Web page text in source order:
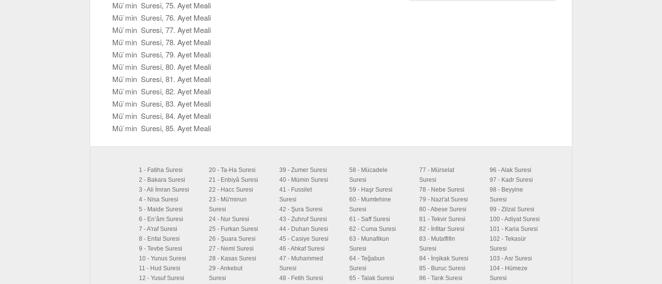
Mü`min Suresi, 75. Ayet Meali
Mü`min Suresi, 76. Ayet Meali
Mü`min Suresi, 77. Ayet Meali
Mü`min Suresi, 78. Ayet Meali
Mü`min Suresi, 79. Ayet Meali
Mü`min Suresi, 80. Ayet Meali
Mü`min Suresi, 81. Ayet Meali
Mü`min Suresi, 82. Ayet Meali
Mü`min Suresi, 83. Ayet Meali
Mü`min Suresi, 84. Ayet Meali
Mü`min Suresi, 85. Ayet Meali
1 - Fatiha Suresi
2 - Bakara Suresi
3 - Ali İmran Suresi
4 - Nisa Suresi
5 - Maide Suresi
6 - En’âm Suresi
7 - A'raf Suresi
8 - Enfal Suresi
9 - Tevbe Suresi
10 - Yunus Suresi
11 - Hud Suresi
12 - Yusuf Suresi
20 - Ta-Ha Suresi
21 - Enbiyâ Suresi
22 - Hacc Suresi
23 - Mü'minun
Suresi
24 - Nur Suresi
25 - Furkan Suresi
26 - Şuara Suresi
27 - Neml Suresi
28 - Kasas Suresi
29 - Ankebut
Suresi
39 - Zumer Suresi
40 - Mümin Suresi
41 - Fussilet
Suresi
42 - Şura Suresi
43 - Zuhruf Suresi
44 - Duhan Suresi
45 - Casiye Suresi
46 - Ahkaf Suresi
47 - Muhammed
Suresi
48 - Fetih Suresi
58 - Mücadele
Suresi
59 - Haşr Suresi
60 - Mumtehine
Suresi
61 - Saff Suresi
62 - Cuma Suresi
63 - Munafikun
Suresi
64 - Teğabun
Suresi
65 - Talak Suresi
77 - Mürselat
Suresi
78 - Nebe Suresi
79 - Nazi'at Suresi
80 - Abese Suresi
81 - Tekvir Suresi
82 - İnfitar Suresi
83 - Mutaffifin
Suresi
84 - İnşikak Suresi
85 - Buruc Suresi
86 - Tarık Suresi
96 - Alak Suresi
97 - Kadr Suresi
98 - Beyyine
Suresi
99 - Zilzal Suresi
100 - Adiyat Suresi
101 - Karia Suresi
102 - Tekasür
Suresi
103 - Asr Suresi
104 - Hümeze
Suresi